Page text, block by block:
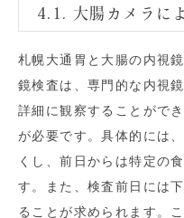
4.1. 大腸カメラに
札幌大通胃と大腸の内視
鏡検査は、専門的な内視
詳細に観察することがで
が必要です。具体的には
くし、前日からは特定の
す。また、検査前日には
ることが求められます。